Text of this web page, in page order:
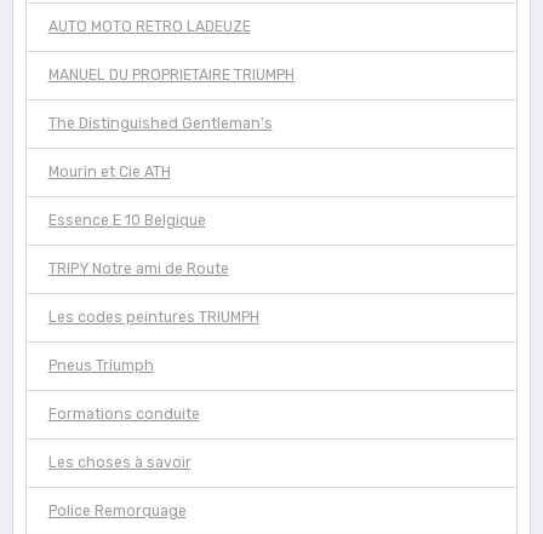
AUTO MOTO RETRO LADEUZE
MANUEL DU PROPRIETAIRE TRIUMPH
The Distinguished Gentleman's
Mourin et Cie ATH
Essence E 10 Belgique
TRIPY Notre ami de Route
Les codes peintures TRIUMPH
Pneus Triumph
Formations conduite
Les choses à savoir
Police Remorquage